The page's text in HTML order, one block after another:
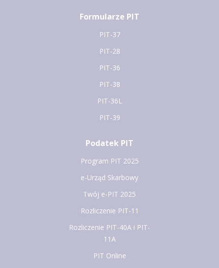
Formularze PIT
PIT-37
PIT-28
PIT-36
PIT-38
PIT-36L
PIT-39
Podatek PIT
Program PIT 2025
e-Urząd Skarbowy
Twój e-PIT 2025
Rozliczenie PIT-11
Rozliczenie PIT-40A i PIT-
11A
PIT Online